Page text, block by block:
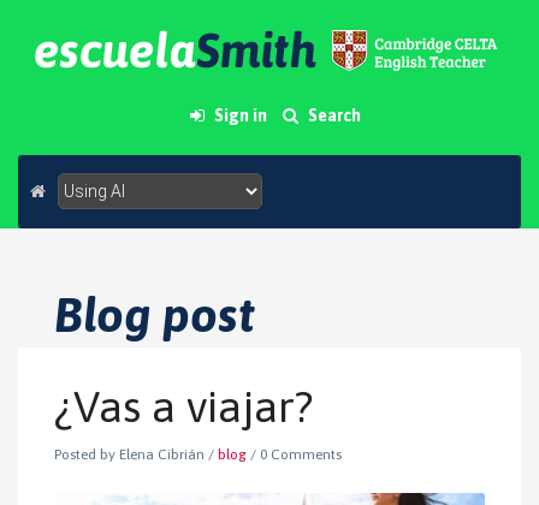
Sign in Search
Blog post
¿Vas a viajar?
Posted by Elena Cibrián / blog / 0 Comments